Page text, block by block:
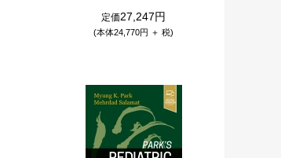
定価27,247円
(本体24,770円 ＋ 税)